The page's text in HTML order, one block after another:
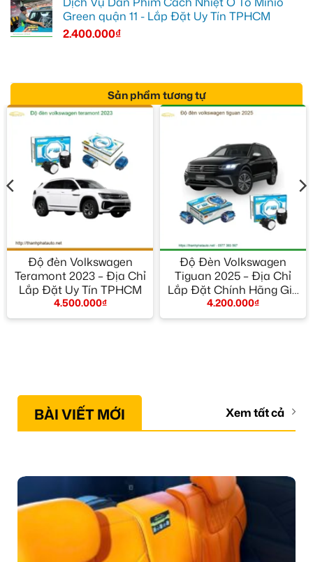
Green quận 11 - Lắp Đặt Uy Tín TPHCM
2.400.000₫
Sản phẩm tương tự
Độ đèn Volkswagen
Teramont 2023 – Địa Chỉ
Lắp Đặt Uy Tín TPHCM
4.500.000₫
Độ Đèn Volkswagen
Tiguan 2025 – Địa Chỉ
Lắp Đặt Chính Hãng Giá
Tốt TPHCM
4.200.000₫
BÀI VIẾT MỚI Xem tất cả